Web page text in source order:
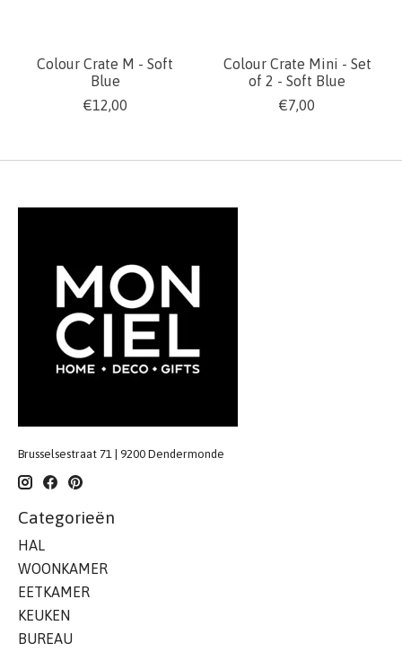
Colour Crate M - Soft
Blue
€12,00
Colour Crate Mini - Set
of 2 - Soft Blue
€7,00
Brusselsestraat 71 | 9200 Dendermonde
Categorieën
HAL
WOONKAMER
EETKAMER
KEUKEN
BUREAU